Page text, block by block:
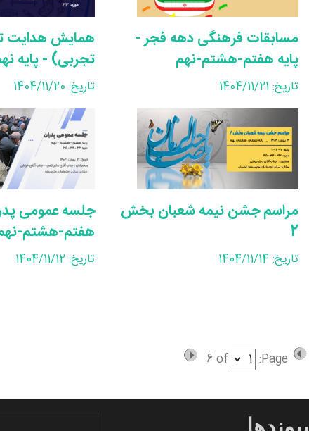
مسابقات فرهنگی دهه فجر -
پایه هفتم-هشتم-نهم
تاریخ: 1404/11/21
همایش هدایت
تجربی) - پایه
تاریخ: 1404/11/20
مراسم جشن نیمه شعبان بخش
2
تاریخ: 1404/11/14
جلسه عمومی
هفتم-هشتم-
تاریخ: 1404/11/12
Page:
of
6